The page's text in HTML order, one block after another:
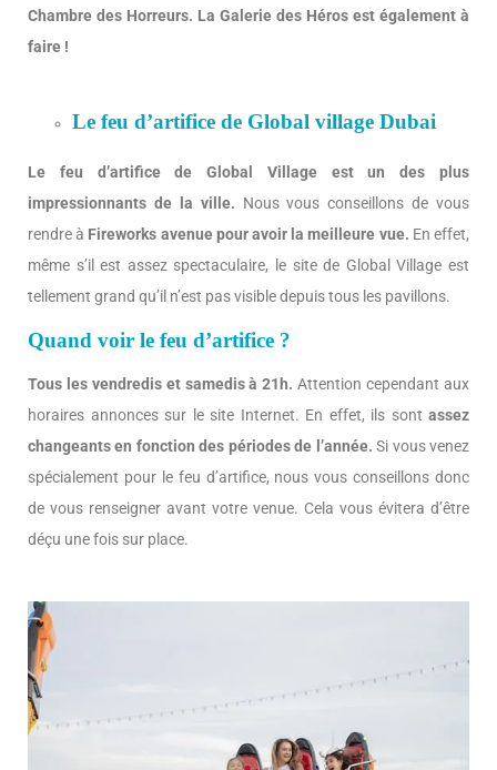
Chambre des Horreurs. La Galerie des Héros est également à
faire !
Le feu d’artifice de Global village Dubai
Le feu d’artifice de Global Village est un des plus
impressionnants de la ville. Nous vous conseillons de vous
rendre à Fireworks avenue pour avoir la meilleure vue. En effet,
même s’il est assez spectaculaire, le site de Global Village est
tellement grand qu’il n’est pas visible depuis tous les pavillons.
Quand voir le feu d’artifice ?
Tous les vendredis et samedis à 21h. Attention cependant aux
horaires annonces sur le site Internet. En effet, ils sont assez
changeants en fonction des périodes de l’année. Si vous venez
spécialement pour le feu d’artifice, nous vous conseillons donc
de vous renseigner avant votre venue. Cela vous évitera d’être
déçu une fois sur place.